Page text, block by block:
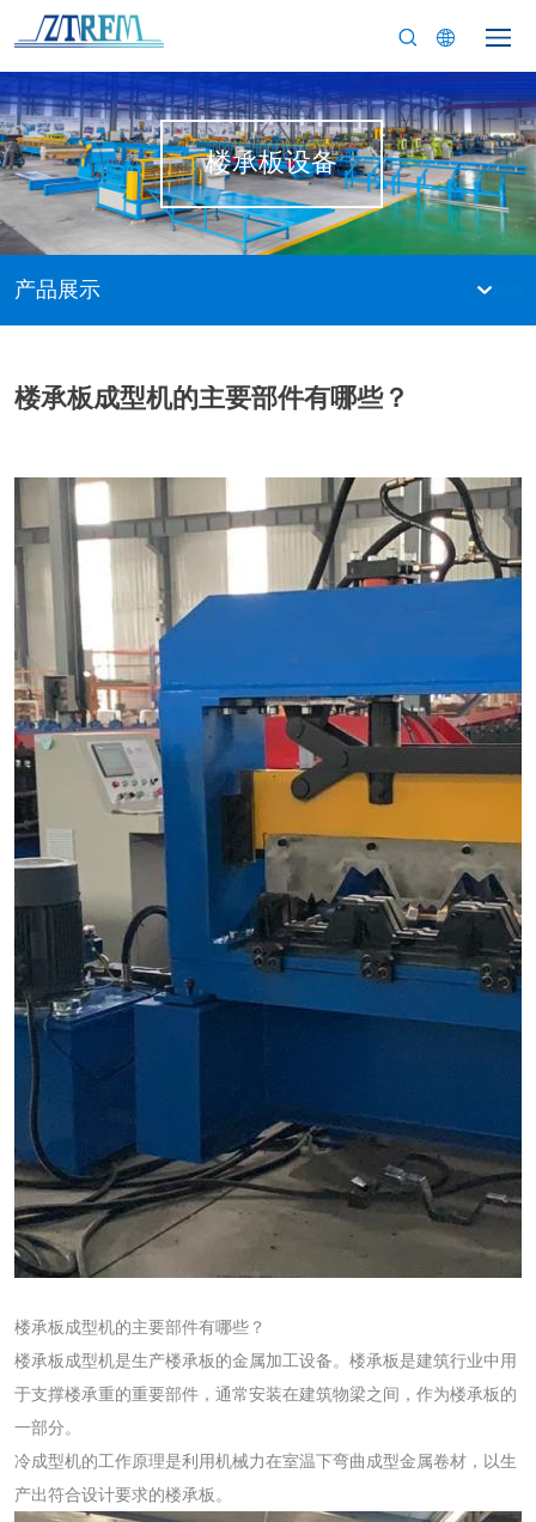
楼承板设备
产品展示
楼承板成型机的主要部件有哪些？
楼承板成型机的主要部件有哪些？
楼承板成型机是生产楼承板的金属加工设备。楼承板是建筑行业中用
于支撑楼承重的重要部件，通常安装在建筑物梁之间，作为楼承板的
一部分。
冷成型机的工作原理是利用机械力在室温下弯曲成型金属卷材，以生
产出符合设计要求的楼承板。